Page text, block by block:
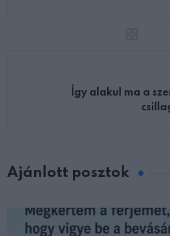
Így alakul ma a
Ajánlott posztok